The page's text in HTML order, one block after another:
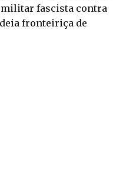
militar fascista contra
fronteiriça de